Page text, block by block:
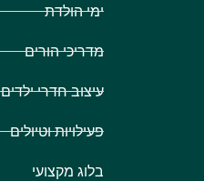
ימי הולדת
מדריכי הורים
עיצוב חדרי ילדים
פעילויות וטיולים
בלוג מקצועי